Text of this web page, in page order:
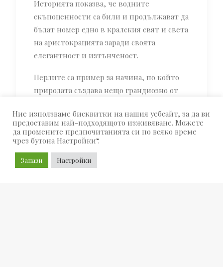
Историята показва, че водните
скъпоценности са били и продължават да
бъдат номер едно в кралския свят и света
на аристокрацията заради своята
елегантност и изтънченост.
Перлите са пример за начина, по който
природата създава нещо грандиозно от
дълбоко в морето, започва да покрива
нарушение в черупката си със седеф. И
този процес продължава, докато това
смущение се превърне в блестяща,
гладка, луксозна перла.
Ние използваме бисквитки на нашия уебсайт, за да ви
предоставим най-подходящото изживяване. Можете
да промените предпочитанията си по всяко време
чрез бутона Настройки“.
Запази Настройки